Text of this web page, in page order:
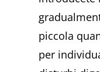
piccola
per